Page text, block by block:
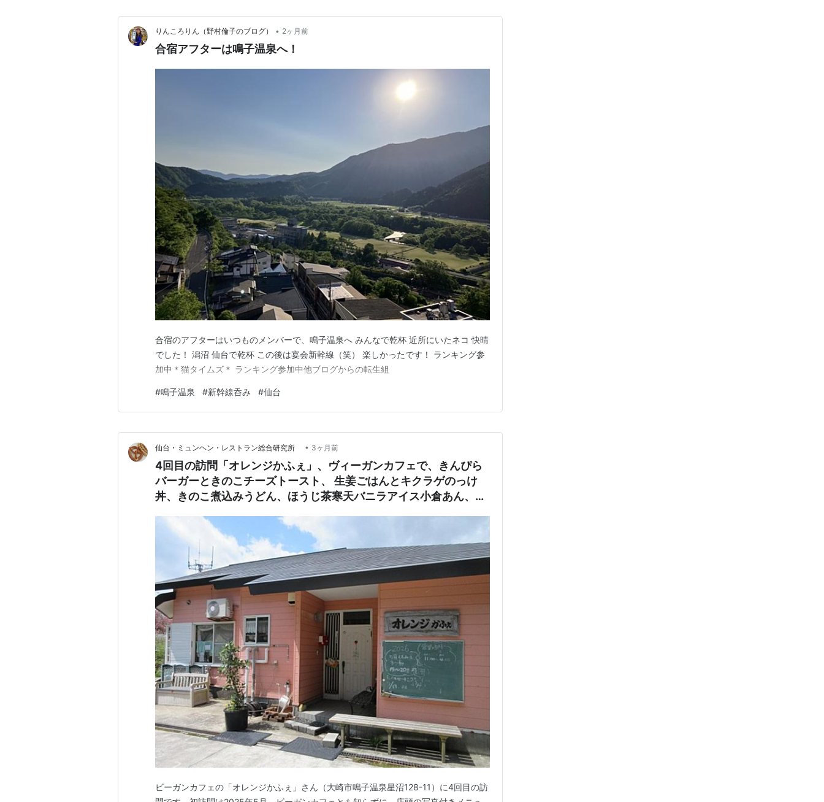
りんころりん（野村倫子のブログ） • 2ヶ月前
合宿アフターは鳴子温泉へ！
合宿のアフターはいつものメンバーで、鳴子温泉へ みんなで乾杯 近所にいたネコ 快晴
でした！ 潟沼 仙台で乾杯 この後は宴会新幹線（笑） 楽しかったです！ ランキング参
加中＊猫タイムズ＊ ランキング参加中他ブログからの転生組
#鳴子温泉 #新幹線呑み #仙台
仙台・ミュンヘン・レストラン総合研究所 • 3ヶ月前
4回目の訪問「オレンジかふぇ」、ヴィーガンカフェで、きんぴら
バーガーときのこチーズトースト、 生姜ごはんとキクラゲのっけ
丼、きのこ煮込みうどん、ほうじ茶寒天バニラアイス小倉あん、り
ビーガンカフェの「オレンジかふぇ」さん（大崎市鳴子温泉星沼128-11）に4回目の訪